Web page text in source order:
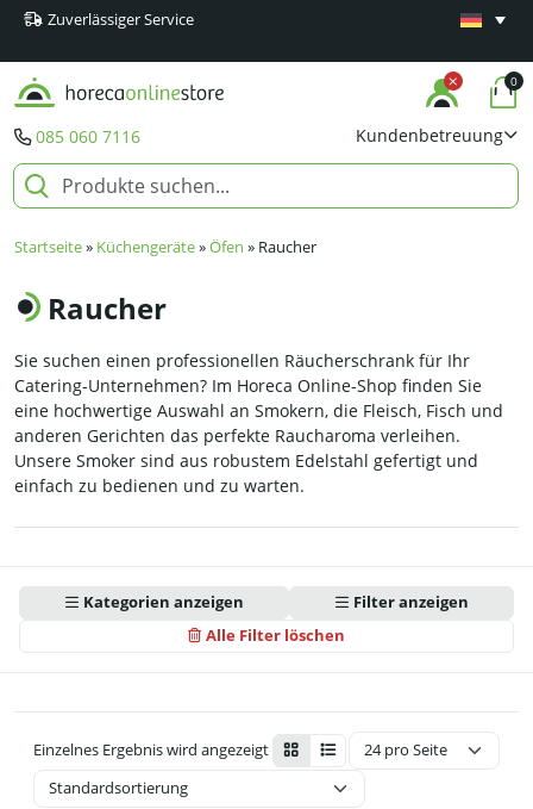
Zuverlässiger Service
085 060 7116 Kundenbetreuung
0
Startseite» Küchengeräte»Öfen » Raucher
Raucher
Sie suchen einen professionellen Räucherschrank für Ihr
Catering-Unternehmen? Im Horeca Online-Shop finden Sie
eine hochwertige Auswahl an Smokern, die Fleisch, Fisch und
anderen Gerichten das perfekte Raucharoma verleihen.
Unsere Smoker sind aus robustem Edelstahl gefertigt und
einfach zu bedienen und zu warten.
Kategorien anzeigen
Alle Filter löschen
Filter anzeigen
Einzelnes Ergebnis wird angezeigt